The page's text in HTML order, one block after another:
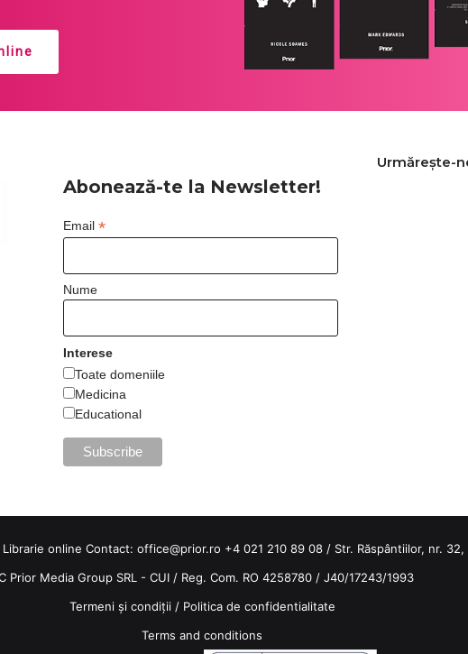
Abonează-te la Newsletter!
Email *
Nume
Interese
Toate domeniile
Medicina
Educational
Urmărește-
online Contact: office@prior.ro +4 021 210 89 08 / Str. Răspântiilor, nr. 32,
Prior Media Group SRL - CUI / Reg. Com. RO 4258780 / J40/17243/1993
Termeni și condiții/ Politica de confidentialitate
Terms and conditions